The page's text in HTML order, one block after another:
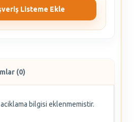
Listeme Ekle
(0)
bilgisi eklenmemistir.